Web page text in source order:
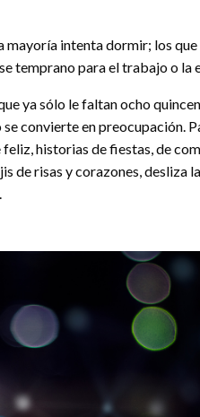
mayoría intenta dormir; los
temprano para el trabajo o la
ya sólo le faltan ocho
convierte en preocupación.
historias de fiestas, de
de risas y corazones, desliza